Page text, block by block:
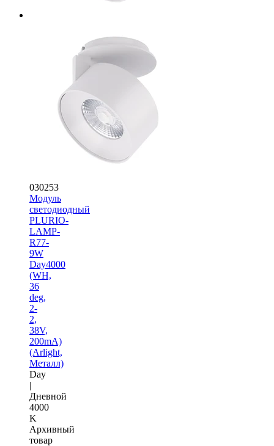
030253
Модуль
светодиодный
PLURIO-
LAMP-
R77-
9W
Day4000
(WH,
36
deg,
2-
2,
38V,
200mA)
(Arlight,
Металл)
Day
|
Дневной
4000
K
Архивный
товар